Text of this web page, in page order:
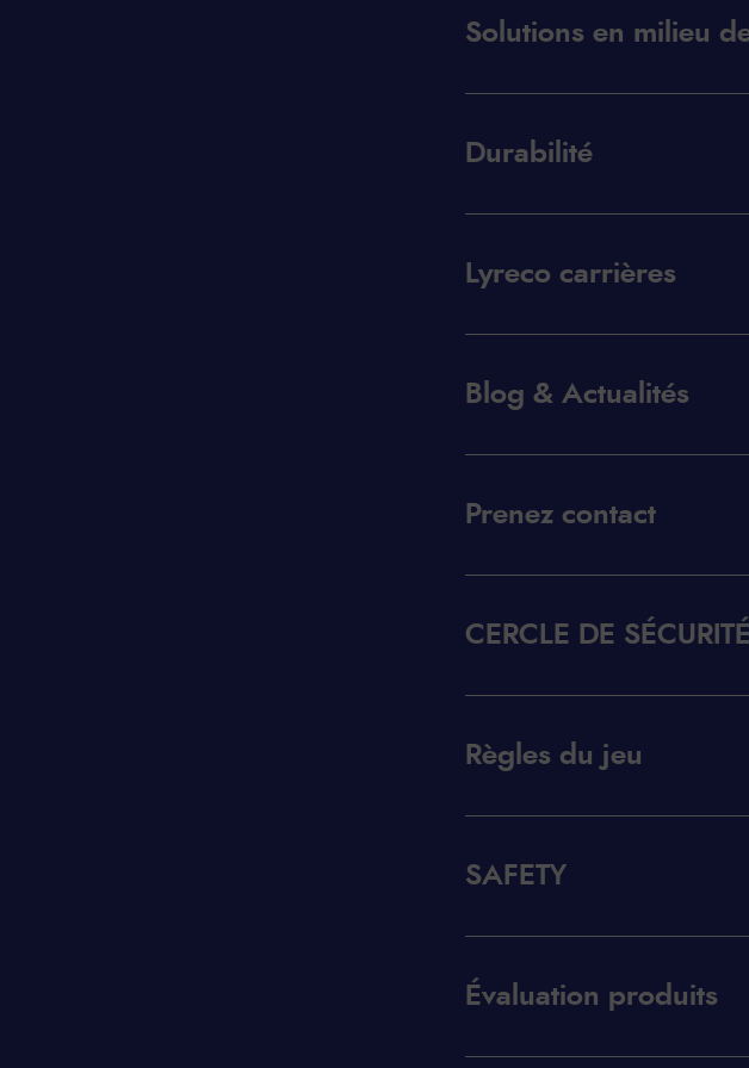
Solutions en milieu
Durabilité
Lyreco carrières
Blog & Actualités
Prenez contact
CERCLE DE SÉCURITÉ
Règles du jeu
SAFETY
Évaluation produits